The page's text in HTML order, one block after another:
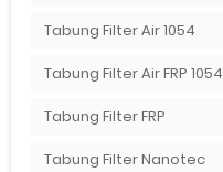
Tabung Filter Air 1054
Tabung Filter Air FRP 1054
Tabung Filter FRP
Tabung Filter Nanotec